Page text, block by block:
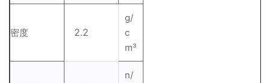
密度 2.2
g/
c
m³
n/